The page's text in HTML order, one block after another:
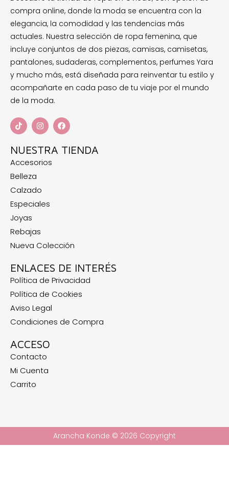
compra online, donde la moda se encuentra con la
elegancia, la comodidad y las tendencias más
actuales. Nuestra selección de ropa femenina, que
incluye conjuntos de dos piezas, camisas, camisetas,
pantalones, sudaderas, complementos, perfumes Yara
y mucho más, está diseñada para reinventar tu estilo y
acompañarte en cada paso de tu viaje por el mundo
de la moda.
NUESTRA TIENDA
Accesorios
Belleza
Calzado
Especiales
Joyas
Rebajas
Nueva Colección
ENLACES DE INTERÉS
Política de Privacidad
Política de Cookies
Aviso Legal
Condiciones de Compra
ACCESO
Contacto
Mi Cuenta
Carrito
Arancha Konde © 2026 Copyright